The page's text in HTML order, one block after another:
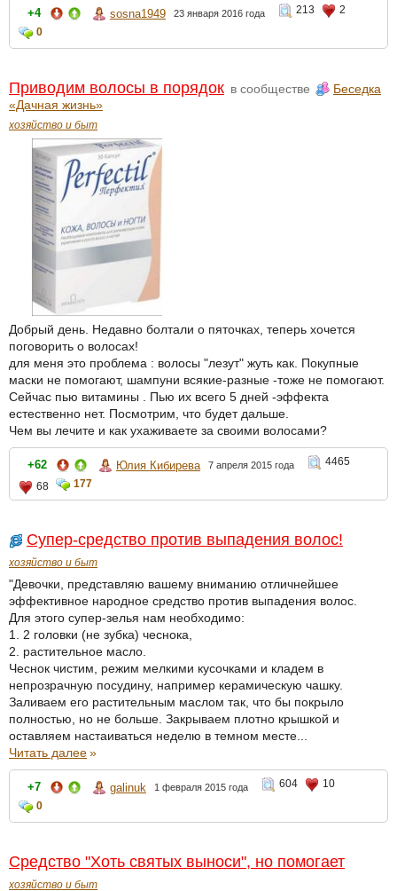
+4 sosna1949 23 января 2016 года 213
2
0
Приводим волосы в порядок в сообществе
Беседка
«Дачная жизнь»
хозяйство и быт
Добрый день. Недавно болтали о пяточках, теперь хочется
поговорить о волосах!
для меня это проблема : волосы "лезут" жуть как. Покупные
маски не помогают, шампуни всякие-разные -тоже не помогают.
Сейчас пью витамины . Пью их всего 5 дней -эффекта
естественно нет. Посмотрим, что будет дальше.
Чем вы лечите и как ухаживаете за своими волосами?
+62 Юлия Кибирева 7 апреля 2015 года
4465
68
177
Супер-средство против выпадения волос!
хозяйство и быт
"Девочки, представляю вашему вниманию отличнейшее
эффективное народное средство против выпадения волос.
Для этого супер-зелья нам необходимо:
1. 2 головки (не зубка) чеснока,
2. растительное масло.
Чеснок чистим, режим мелкими кусочками и кладем в
непрозрачную посудину, например керамическую чашку.
Заливаем его растительным маслом так, что бы покрыло
полностью, но не больше. Закрываем плотно крышкой и
оставляем настаиваться неделю в темном месте...
Читать далее»
+7 galinuk 1 февраля 2015 года 604
10
0
Средство "Хоть святых выноси", но помогает
хозяйство и быт